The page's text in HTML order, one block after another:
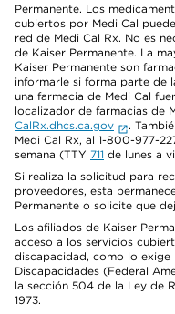
Permanente. Los
cubiertos por Medi Cal
red de Medi Cal Rx. No es
de Kaiser Permanente. La
Kaiser Permanente son
informarle si forma parte de
una farmacia de Medi Cal
localizador de farmacias de
CalRx.dhcs.ca.gov
.
Medi Cal Rx, al 1-800-977-
semana (TTY 711 de lunes a
Si realiza la solicitud para
proveedores, esta
Permanente o solicite que
Los afiliados de Kaiser
acceso a los servicios
discapacidad, como lo exige
Discapacidades (Federal
la sección 504 de la Ley de
1973.